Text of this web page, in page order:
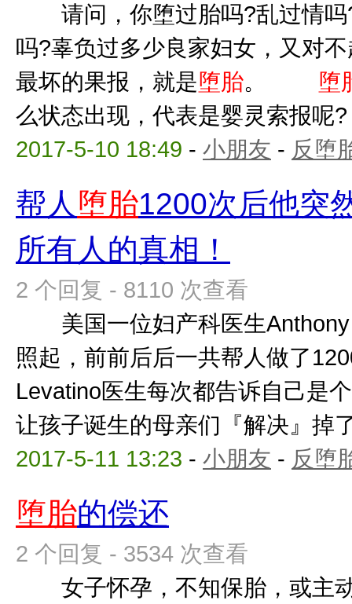
请问，你堕过胎吗?乱过情吗
吗?辜负过多少良家妇女，又对
最坏的果报，就是堕胎。 堕
么状态出现，代表是婴灵索报
2017-5-10 18:49 - 小朋友 - 反堕
帮人 堕胎1200次后他突
所有人的真相！
2 个回复 - 8110 次查看
美国一位妇产科医生Anthony
照起，前前后后一共帮人做
Levatino医生每次都告诉自己是
让孩子诞生的母亲们『解决』掉
2017-5-11 13:23 - 小朋友 - 反堕
堕胎的偿还
2 个回复 - 3534 次查看
女子怀孕，不知保胎，或主